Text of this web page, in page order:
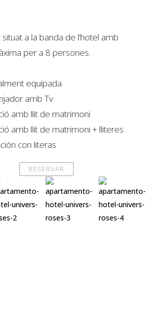
a la banda de l’hotel amb
per a 8 persones.
equipada
amb Tv
amb llit de matrimoni
amb llit de matrimoni + lliteres
con literas
RESERVAR